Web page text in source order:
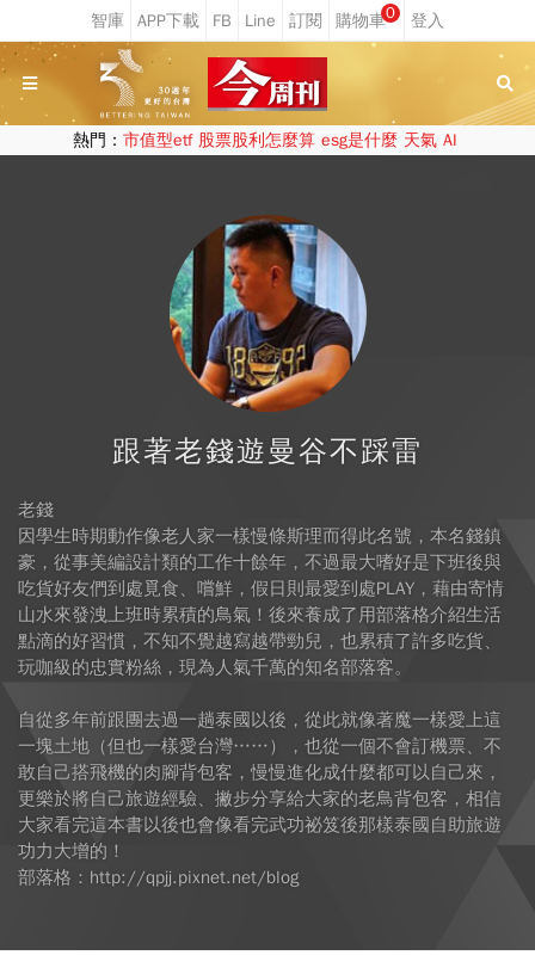
0
熱門： 市值型etf 股票股利怎麼算 esg是什麼 天氣 AI
跟著老錢遊曼谷不踩雷
老錢
因學生時期動作像老人家一樣慢條斯理而得此名號，本名錢鎮
豪，從事美編設計類的工作十餘年，不過最大嗜好是下班後與
吃貨好友們到處覓食、嚐鮮，假日則最愛到處PLAY，藉由寄情
山水來發洩上班時累積的鳥氣！後來養成了用部落格介紹生活
點滴的好習慣，不知不覺越寫越帶勁兒，也累積了許多吃貨、
玩咖級的忠實粉絲，現為人氣千萬的知名部落客。
自從多年前跟團去過一趟泰國以後，從此就像著魔一樣愛上這
一塊土地（但也一樣愛台灣……），也從一個不會訂機票、不
敢自己搭飛機的肉腳背包客，慢慢進化成什麼都可以自己來，
更樂於將自己旅遊經驗、撇步分享給大家的老鳥背包客，相信
大家看完這本書以後也會像看完武功祕笈後那樣泰國自助旅遊
功力大增的！
部落格：http://qpjj.pixnet.net/blog